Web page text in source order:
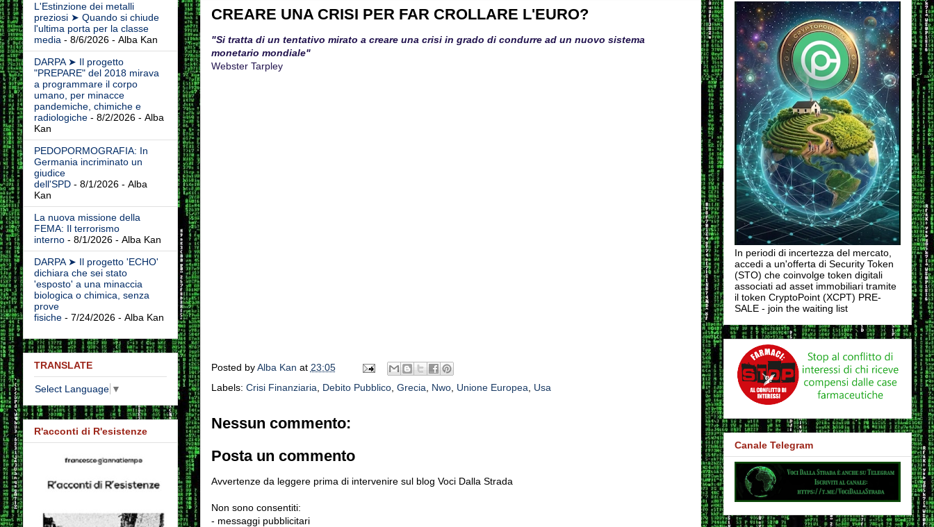
CREARE UNA CRISI PER FAR CROLLARE L'EURO?
"Si tratta di un tentativo mirato a creare una crisi in grado di condurre ad un nuovo sistema
monetario mondiale"
Webster Tarpley
Posted byAlba Kan at 23:05
Labels: Crisi Finanziaria Debito Pubblico, Grecia Nwo, Unione Europea Usa
Nessun commento:
Posta un commento
Avvertenze da leggere prima di intervenire sul blog Voci Dalla Strada
Non sono consentiti:
- messaggi pubblicitari
L'Estinzione dei metalli
preziosi ➤ Quando si chiude
l'ultima porta per la classe
media - 8/6/2026- Alba Kan
DARPA ➤ Il progetto
"PREPARE" del 2018 mirava
a programmare il corpo
umano, per minacce
pandemiche, chimiche e
radiologiche- 8/2/2026- Alba
Kan
PEDOPORMOGRAFIA: In
Germania incriminato un
giudice
dell'SPD- 8/1/2026- Alba
Kan
La nuova missione della
FEMA: Il terrorismo
interno- 8/1/2026- Alba Kan
DARPA ➤ Il progetto 'ECHO'
dichiara che sei stato
'esposto' a una minaccia
biologica o chimica, senza
prove
fisiche- 7/24/2026- Alba Kan
TRANSLATE
Select Language ▼
R'acconti di R'esistenze
In periodi di incertezza del mercato,
accedi a un'offerta di Security Token
(STO) che coinvolge token digitali
associati ad asset immobiliari tramite
il token CryptoPoint (XCPT) PRE-
SALE - join the waiting list
Canale Telegram